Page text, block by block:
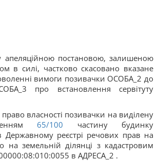
апеляційною постановою, залишеною
в силі, частково скасовано вказане
вимоги позивачки ОСОБА_2 до
про встановлення сервітуту
власності позивачки на виділену
65/100 частину будинку
Державному реєстрі речових прав на
на земельній ділянці з кадастровим
в АДРЕСА_2 .